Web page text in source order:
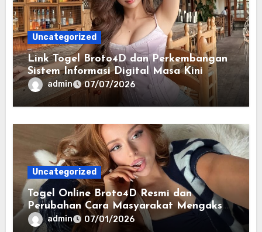
Uncategorized
Link Togel Broto4D dan Perkembangan
Sistem Informasi Digital Masa Kini
admin 07/07/2026
Uncategorized
Togel Online Broto4D Resmi dan
Perubahan Cara Masyarakat Mengakses
Informasi Berbasis Data
admin 07/01/2026